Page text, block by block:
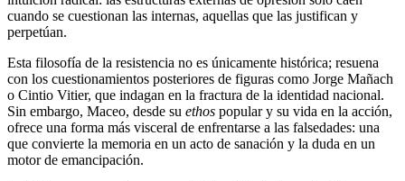
cuando se cuestionan las internas, aquellas que las justifican y
perpetúan.
Esta filosofía de la resistencia no es únicamente histórica; resuena
con los cuestionamientos posteriores de figuras como Jorge Mañach
o Cintio Vitier, que indagan en la fractura de la identidad nacional.
Sin embargo, Maceo, desde su ethos popular y su vida en la acción,
ofrece una forma más visceral de enfrentarse a las falsedades: una
que convierte la memoria en un acto de sanación y la duda en un
motor de emancipación.